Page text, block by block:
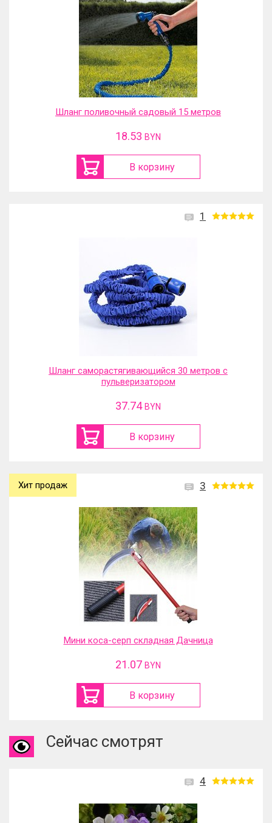
Шланг поливочный садовый 15 метров
18.53 BYN
В корзину
1
Шланг саморастягивающийся 30 метров с
пульверизатором
37.74 BYN
В корзину
3
Хит продаж
Мини коса-серп складная Дачница
21.07 BYN
В корзину
Сейчас смотрят
4